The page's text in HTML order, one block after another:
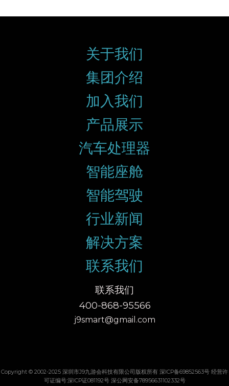
关于我们
集团介绍
加入我们
产品展示
汽车处理器
智能座舱
智能驾驶
行业新闻
解决方案
联系我们
联系我们
400-868-95566
j9smart@gmail.com
Copyright © 2002-2025 深圳市J9九游会科技有限公司版权所有 深ICP备69852563号 经营许
可证编号:深ICP证081192号 深公网安备78956631102332号